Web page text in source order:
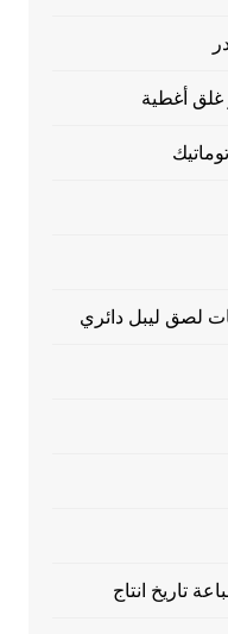
غلق أغطية
لصق ليبل دائري
تاريخ انتاج